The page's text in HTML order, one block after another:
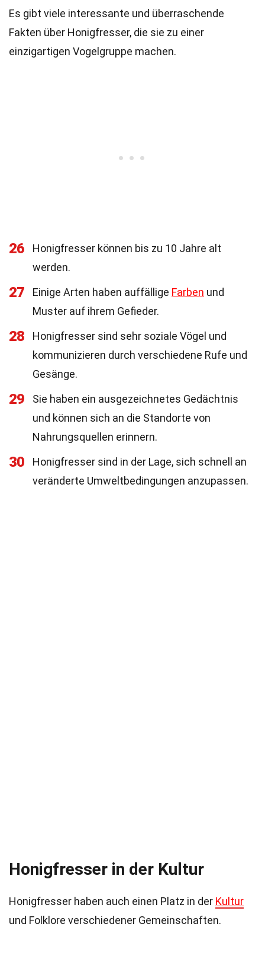
Es gibt viele interessante und überraschende
Fakten über Honigfresser, die sie zu einer
einzigartigen Vogelgruppe machen.
26
Honigfresser können bis zu 10 Jahre alt
werden.
27 Einige Arten haben auffällige Farben und
Muster auf ihrem Gefieder.
28
Honigfresser sind sehr soziale Vögel und
kommunizieren durch verschiedene Rufe und
Gesänge.
29
Sie haben ein ausgezeichnetes Gedächtnis
und können sich an die Standorte von
Nahrungsquellen erinnern.
30
Honigfresser sind in der Lage, sich schnell an
veränderte Umweltbedingungen anzupassen.
Honigfresser in der Kultur
Honigfresser haben auch einen Platz in der Kultur
und Folklore verschiedener Gemeinschaften.